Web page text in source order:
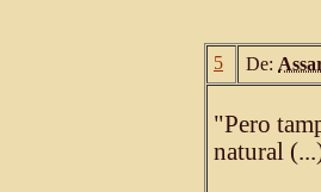
5 De:
"Pero
natural